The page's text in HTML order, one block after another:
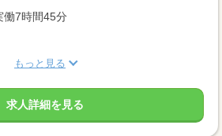
働7時間45分
もっと見る
求人詳細を見る